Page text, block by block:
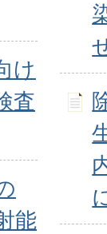
け
査
能